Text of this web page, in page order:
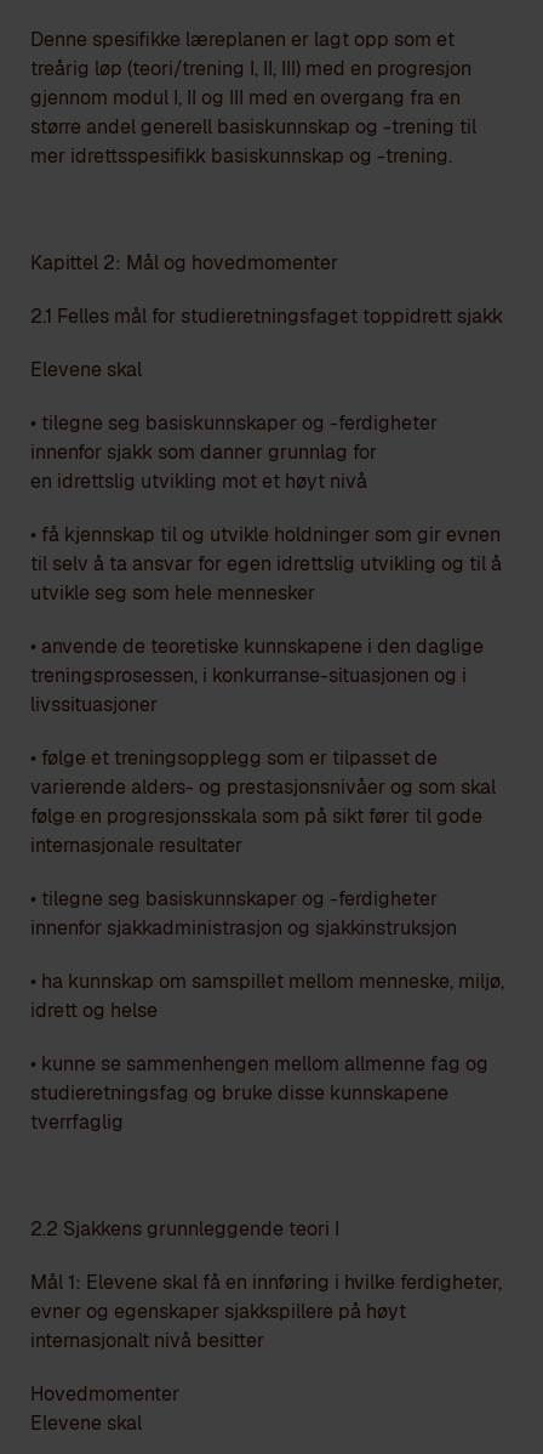
Denne spesifikke læreplanen er lagt opp som et
treårig løp (teori/trening I, II, III) med en progresjon
gjennom modul I, II og III med en overgang fra en
større andel generell basiskunnskap og -trening til
mer idrettsspesifikk basiskunnskap og -trening.
Kapittel 2: Mål og hovedmomenter
2.1 Felles mål for studieretningsfaget toppidrett sjakk
Elevene skal
• tilegne seg basiskunnskaper og -ferdigheter
innenfor sjakk som danner grunnlag for
en idrettslig utvikling mot et høyt nivå
• få kjennskap til og utvikle holdninger som gir evnen
til selv å ta ansvar for egen idrettslig utvikling og til å
utvikle seg som hele mennesker
• anvende de teoretiske kunnskapene i den daglige
treningsprosessen, i konkurranse-situasjonen og i
livssituasjoner
• følge et treningsopplegg som er tilpasset de
varierende alders- og prestasjonsnivåer og som skal
følge en progresjonsskala som på sikt fører til gode
internasjonale resultater
• tilegne seg basiskunnskaper og -ferdigheter
innenfor sjakkadministrasjon og sjakkinstruksjon
• ha kunnskap om samspillet mellom menneske, miljø,
idrett og helse
• kunne se sammenhengen mellom allmenne fag og
studieretningsfag og bruke disse kunnskapene
tverrfaglig
2.2 Sjakkens grunnleggende teori I
Mål 1: Elevene skal få en innføring i hvilke ferdigheter,
evner og egenskaper sjakkspillere på høyt
internasjonalt nivå besitter
Hovedmomenter
Elevene skal